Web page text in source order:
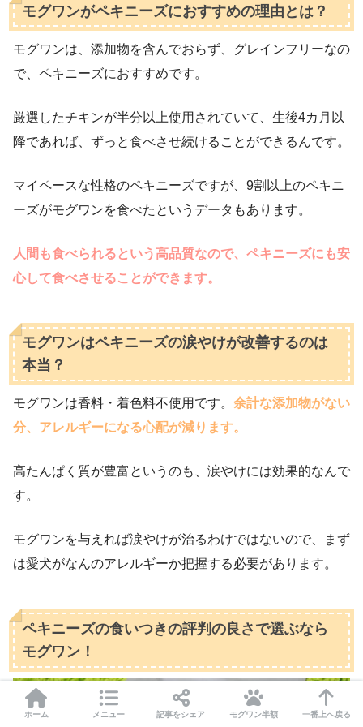
モグワンがペキニーズにおすすめの理由とは？
モグワンは、添加物を含んでおらず、グレインフリーなの
で、ペキニーズにおすすめです。
厳選したチキンが半分以上使用されていて、生後4カ月以
降であれば、ずっと食べさせ続けることができるんです。
マイペースな性格のペキニーズですが、9割以上のペキニ
ーズがモグワンを食べたというデータもあります。
人間も食べられるという高品質なので、ペキニーズにも安
心して食べさせることができます。
モグワンはペキニーズの涙やけが改善するのは
本当？
モグワンは香料・着色料不使用です。 余計な添加物がない
分、アレルギーになる心配が減ります。
高たんぱく質が豊富というのも、涙やけには効果的なんで
す。
モグワンを与えれば涙やけが治るわけではないので、まず
は愛犬がなんのアレルギーか把握する必要があります。
ペキニーズの食いつきの評判の良さで選ぶなら
モグワン！
ホーム メニュー 記事をシェア モグワン半額 一番上へ戻る